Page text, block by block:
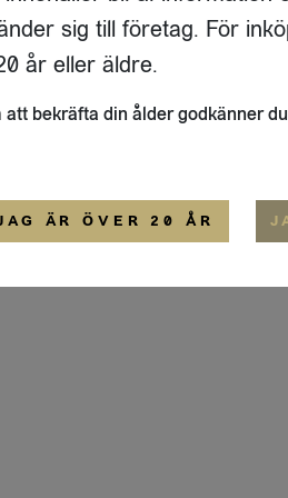
17 A
STOCKHOLM
ALLMÄNNA
sig till företag. För
år eller äldre.
att bekräfta din ålder godkänner
ÄR ÖVER 20 ÅR